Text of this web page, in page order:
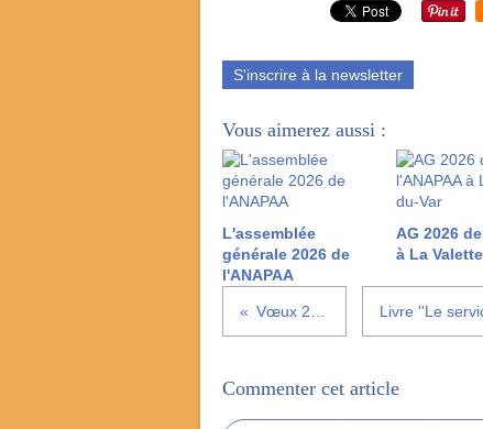
S'inscrire à la newsletter
Vous aimerez aussi :
L'assemblée
générale 2026 de
l'ANAPAA
AG 2026
à La
Commenter cet article